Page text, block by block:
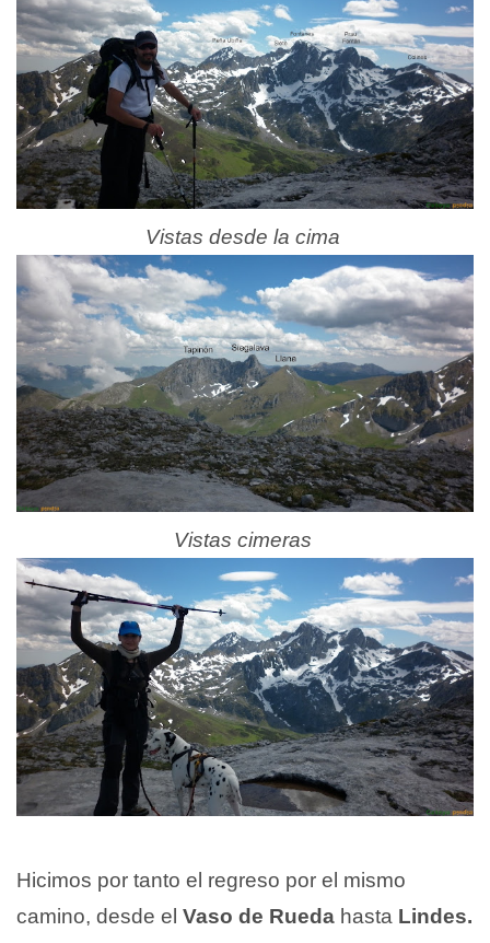
Vistas desde la cima
Vistas cimeras
Hicimos por tanto el regreso por el mismo
camino, desde el Vaso de Rueda hasta Lindes.